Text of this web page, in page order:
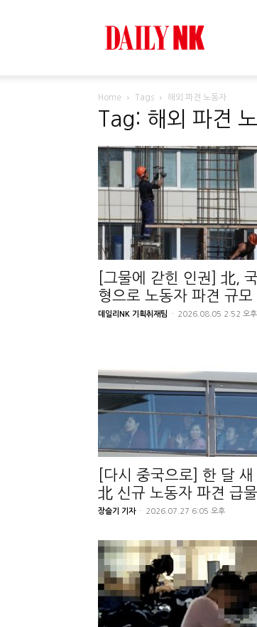
Home Tags 해외 파견 노동자
Tag: 해외 파견
[그물에 갇힌 인권] 北,
형으로 노동자 파견 규모
데일리NK 기획취재팀 - 2026.08.05 2:52 오후
[다시 중국으로] 한 달
北 신규 노동자 파견 급
장슬기 기자 - 2026.07.27 6:05 오후